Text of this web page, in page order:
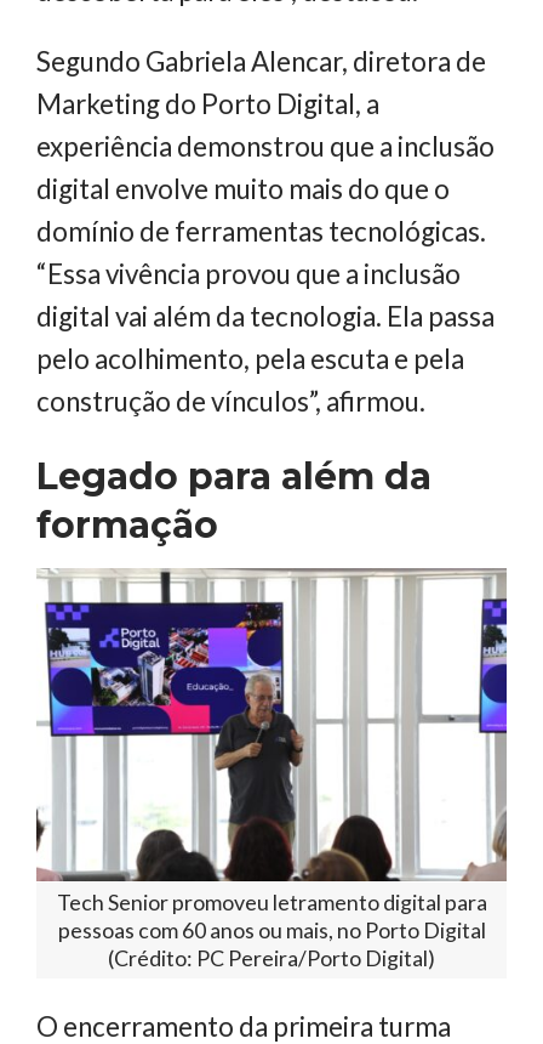
Segundo Gabriela Alencar, diretora de
Marketing do Porto Digital, a
experiência demonstrou que a inclusão
digital envolve muito mais do que o
domínio de ferramentas tecnológicas.
“Essa vivência provou que a inclusão
digital vai além da tecnologia. Ela passa
pelo acolhimento, pela escuta e pela
construção de vínculos”, afirmou.
Legado para além da
formação
Tech Senior promoveu letramento digital para
pessoas com 60 anos ou mais, no Porto Digital
(Crédito: PC Pereira/Porto Digital)
O encerramento da primeira turma